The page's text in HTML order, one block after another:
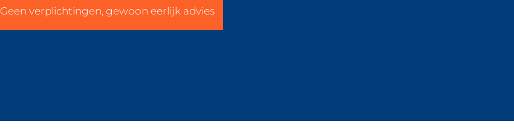
Geen verplichtingen, gewoon eerlijk advies